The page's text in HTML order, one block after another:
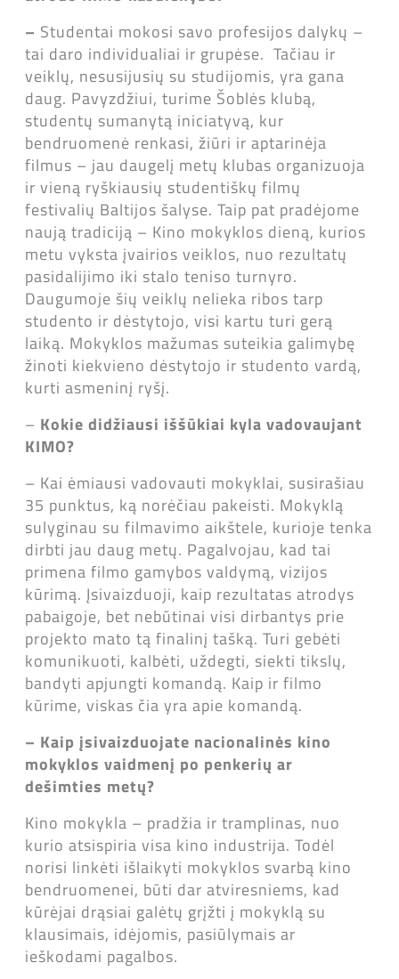
– Studentai mokosi savo profesijos dalykų –
tai daro individualiai ir grupėse. Tačiau ir
veiklų, nesusijusių su studijomis, yra gana
daug. Pavyzdžiui, turime Šoblės klubą,
studentų sumanytą iniciatyvą, kur
bendruomenė renkasi, žiūri ir aptarinėja
filmus – jau daugelį metų klubas organizuoja
ir vieną ryškiausių studentiškų filmų
festivalių Baltijos šalyse. Taip pat pradėjome
naują tradiciją – Kino mokyklos dieną, kurios
metu vyksta įvairios veiklos, nuo rezultatų
pasidalijimo iki stalo teniso turnyro.
Daugumoje šių veiklų nelieka ribos tarp
studento ir dėstytojo, visi kartu turi gerą
laiką. Mokyklos mažumas suteikia galimybę
žinoti kiekvieno dėstytojo ir studento vardą,
kurti asmeninį ryšį.
– Kokie didžiausi iššūkiai kyla vadovaujant
KIMO?
– Kai ėmiausi vadovauti mokyklai, susirašiau
35 punktus, ką norėčiau pakeisti. Mokyklą
sulyginau su filmavimo aikštele, kurioje tenka
dirbti jau daug metų. Pagalvojau, kad tai
primena filmo gamybos valdymą, vizijos
kūrimą. Įsivaizduoji, kaip rezultatas atrodys
pabaigoje, bet nebūtinai visi dirbantys prie
projekto mato tą finalinį tašką. Turi gebėti
komunikuoti, kalbėti, uždegti, siekti tikslų,
bandyti apjungti komandą. Kaip ir filmo
kūrime, viskas čia yra apie komandą.
– Kaip įsivaizduojate nacionalinės kino
mokyklos vaidmenį po penkerių ar
dešimties metų?
Kino mokykla – pradžia ir tramplinas, nuo
kurio atsispiria visa kino industrija. Todėl
norisi linkėti išlaikyti mokyklos svarbą kino
bendruomenei, būti dar atviresniems, kad
kūrėjai drąsiai galėtų grįžti į mokyklą su
klausimais, idėjomis, pasiūlymais ar
ieškodami pagalbos.